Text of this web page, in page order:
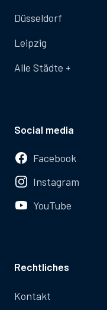
Düsseldorf
Leipzig
Alle Städte +
Social media
Facebook
Instagram
YouTube
Rechtliches
Kontakt